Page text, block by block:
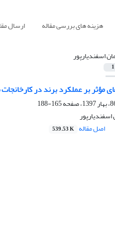
هزینه های بررسی مقاله ارسال
اسفندیارپور
1
مؤثر بر عملکرد برند در
165-188
اصل مقاله 539.53 K